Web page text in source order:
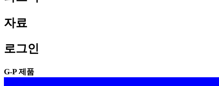
자료​​
로그인​​
G-P 제품​​